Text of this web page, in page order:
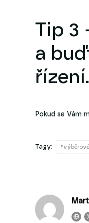
Tip 3
a
řízení.
Pokud se Vám
Tagy: